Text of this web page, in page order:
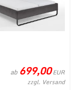
ab 699,00EUR
zzgl. Versand